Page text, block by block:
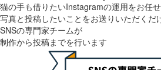
猫の手も借りたいInstagramの運用をお任
写真と投稿したいことをお送りいただくだ
SNSの専門家チームが
制作から投稿までを行います